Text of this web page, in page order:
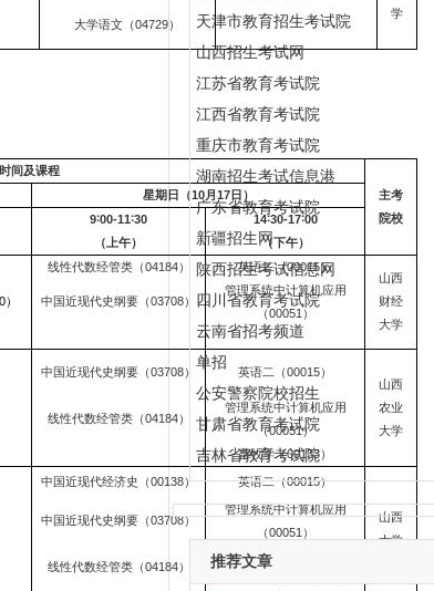
学
大学语文（04729）
间及课程
主考
院校
星期日（10月17日）
9∶00-11∶30
（上午）
14∶30-17∶00
（下午）
线性代数经管类（04184）
英语二（00015）
山西
财经
大学
中国近现代史纲要（03708）
管理系统中计算机应用
（00051）
中国近现代史纲要（03708）
英语二（00015）
山西
农业
大学
线性代数经管类（04184）
管理系统中计算机应用
（00051）
畜牧学（00133）
中国近现代经济史（00138） 英语二（00015）
山西
大学
中国近现代史纲要（03708）
管理系统中计算机应用
（00051）
线性代数经管类（04184）
天津市教育招生考试院
山西招生考试网
江苏省教育考试院
江西省教育考试院
重庆市教育考试院
湖南招生考试信息港
广东省教育考试院
新疆招生网
陕西招生考试信息网
四川省教育考试院
云南省招考频道
单招
公安警察院校招生
甘肃省教育考试院
吉林省教育考试院
推荐文章